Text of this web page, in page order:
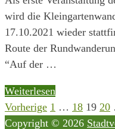
wird die
17.10.2021 wieder
Route der
“Auf der …
Kleingarten-
Wandertag
am
Weiterlesen
Vorherige 1 … 18 19 20
Copyright © 2026